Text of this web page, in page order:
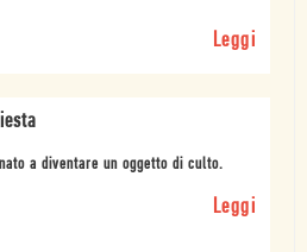
Leggi
a diventare un oggetto di culto.
Leggi